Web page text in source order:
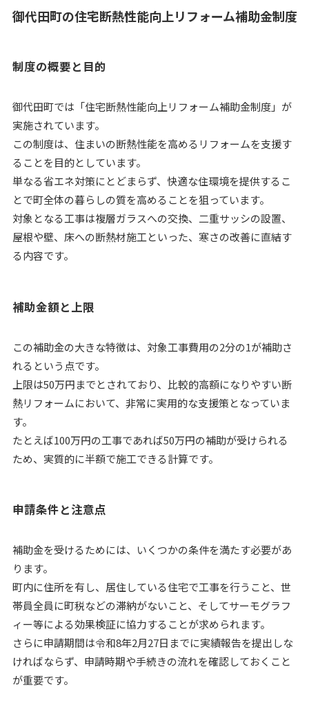
御代田町の住宅断熱性能向上リフォーム補助金制度
制度の概要と目的
御代田町では「住宅断熱性能向上リフォーム補助金制度」が
実施されています。
この制度は、住まいの断熱性能を高めるリフォームを支援す
ることを目的としています。
単なる省エネ対策にとどまらず、快適な住環境を提供するこ
とで町全体の暮らしの質を高めることを狙っています。
対象となる工事は複層ガラスへの交換、二重サッシの設置、
屋根や壁、床への断熱材施工といった、寒さの改善に直結す
る内容です。
補助金額と上限
この補助金の大きな特徴は、対象工事費用の2分の1が補助さ
れるという点です。
上限は50万円までとされており、比較的高額になりやすい断
熱リフォームにおいて、非常に実用的な支援策となっていま
す。
たとえば100万円の工事であれば50万円の補助が受けられる
ため、実質的に半額で施工できる計算です。
申請条件と注意点
補助金を受けるためには、いくつかの条件を満たす必要があ
ります。
町内に住所を有し、居住している住宅で工事を行うこと、世
帯員全員に町税などの滞納がないこと、そしてサーモグラフ
ィー等による効果検証に協力することが求められます。
さらに申請期間は令和8年2月27日までに実績報告を提出しな
ければならず、申請時期や手続きの流れを確認しておくこと
が重要です。